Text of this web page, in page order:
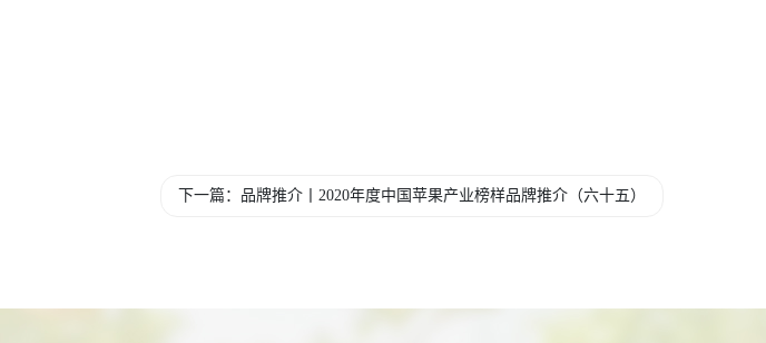
下一篇：品牌推介丨2020年度中国苹果产业榜样品牌推介（六十五）